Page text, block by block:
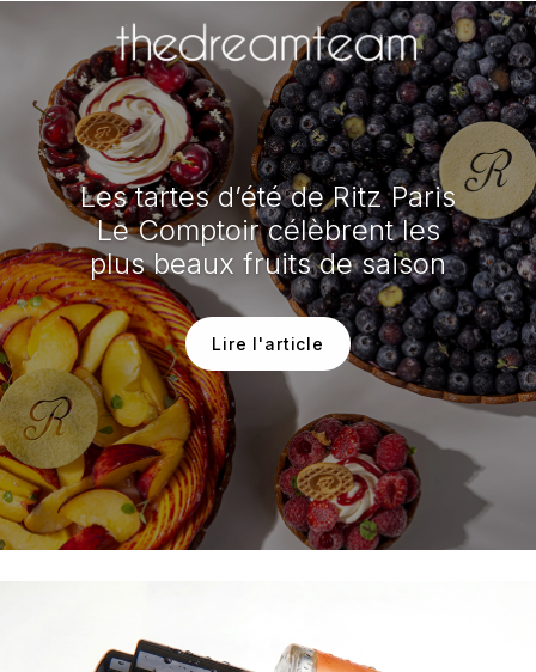
Les tartes d’été de Ritz Paris
Le Comptoir célèbrent les
plus beaux fruits de saison
Lire l'article